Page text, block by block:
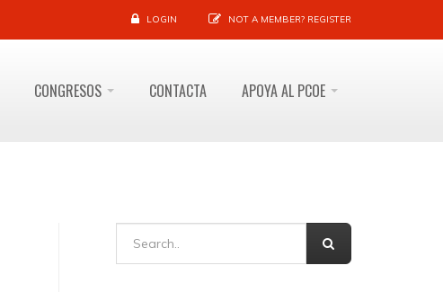
LOGIN NOT A MEMBER? REGISTER
CONGRESOS CONTACTA APOYA AL PCOE